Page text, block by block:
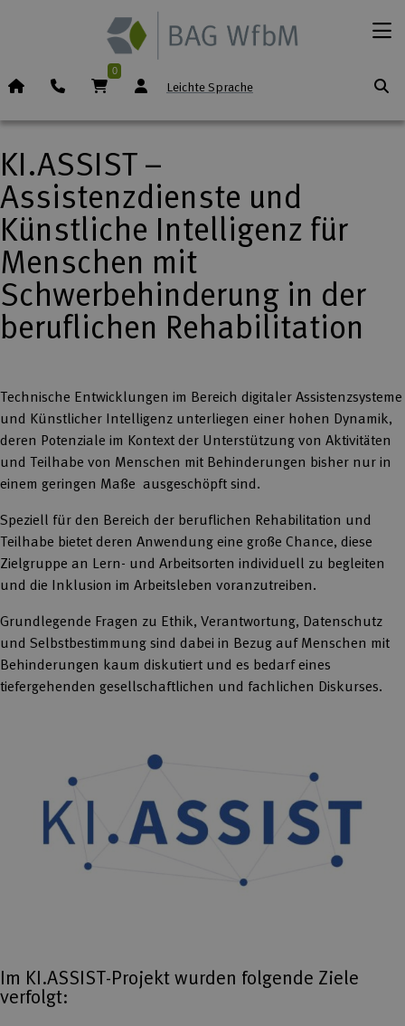
Startseite (Icon)
Telefon Warenkorb
0
Leichte Sprache
KI.ASSIST –
Assistenzdienste und
Künstliche Intelligenz für
Menschen mit
Schwerbehinderung in der
beruflichen Rehabilitation
Technische Entwicklungen im Bereich digitaler Assistenzsysteme
und Künstlicher Intelligenz unterliegen einer hohen Dynamik,
deren Potenziale im Kontext der Unterstützung von Aktivitäten
und Teilhabe von Menschen mit Behinderungen bisher nur in
einem geringen Maße ausgeschöpft sind.
Speziell für den Bereich der beruflichen Rehabilitation und
Teilhabe bietet deren Anwendung eine große Chance, diese
Zielgruppe an Lern- und Arbeitsorten individuell zu begleiten
und die Inklusion im Arbeitsleben voranzutreiben.
Grundlegende Fragen zu Ethik, Verantwortung, Datenschutz
und Selbstbestimmung sind dabei in Bezug auf Menschen mit
Behinderungen kaum diskutiert und es bedarf eines
tiefergehenden gesellschaftlichen und fachlichen Diskurses.
Im KI.ASSIST-Projekt wurden folgende Ziele
verfolgt: